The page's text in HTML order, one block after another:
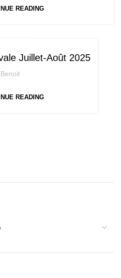
READING
Juillet-Août 2025
Benoit
READING